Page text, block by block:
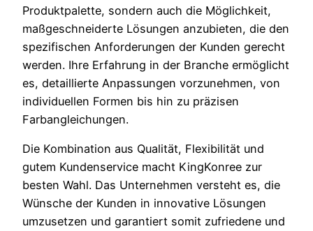
Produktpalette, sondern auch die Möglichkeit,
maßgeschneiderte Lösungen anzubieten, die den
spezifischen Anforderungen der Kunden gerecht
werden. Ihre Erfahrung in der Branche ermöglicht
es, detaillierte Anpassungen vorzunehmen, von
individuellen Formen bis hin zu präzisen
Farbangleichungen.
Die Kombination aus Qualität, Flexibilität und
gutem Kundenservice macht KingKonree zur
besten Wahl. Das Unternehmen versteht es, die
Wünsche der Kunden in innovative Lösungen
umzusetzen und garantiert somit zufriedene und